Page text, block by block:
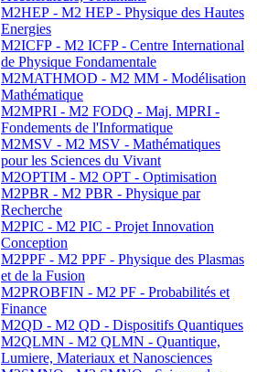
M2HEP - M2 HEP - Physique des Hautes
Energies
M2ICFP - M2 ICFP - Centre International
de Physique Fondamentale
M2MATHMOD - M2 MM - Modélisation
Mathématique
M2MPRI - M2 FODQ - Maj. MPRI -
Fondements de l'Informatique
M2MSV - M2 MSV - Mathématiques
pour les Sciences du Vivant
M2OPTIM - M2 OPT - Optimisation
M2PBR - M2 PBR - Physique par
Recherche
M2PIC - M2 PIC - Projet Innovation
Conception
M2PPF - M2 PPF - Physique des Plasmas
et de la Fusion
M2PROBFIN - M2 PF - Probabilités et
Finance
M2QD - M2 QD - Dispositifs Quantiques
M2QLMN - M2 QLMN - Quantique,
Lumiere, Materiaux et Nanosciences